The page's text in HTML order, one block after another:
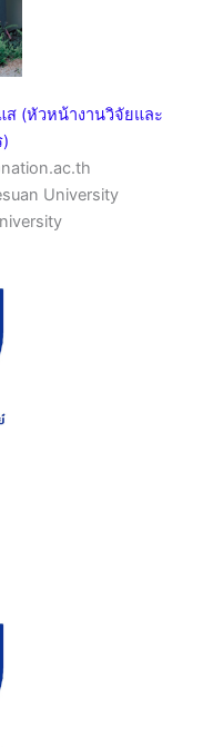
(หัวหน้างานวิจัยและ
University